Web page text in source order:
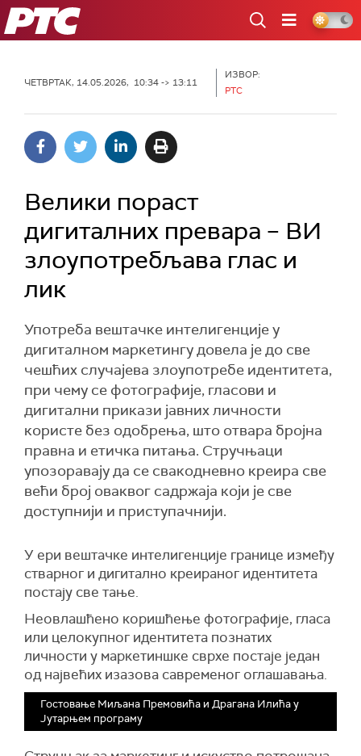
РТС
ЧЕТВРТАК, 14.05.2026, 10:34 -> 13:11
ИЗВОР:
РТС
Велики пораст
дигиталних превара – ВИ
злоупотребљава глас и
лик
Употреба вештачке интелигенције у
дигиталном маркетингу довела је до све
чешћих случајева злоупотребе идентитета,
при чему се фотографије, гласови и
дигитални прикази јавних личности
користе без одобрења, што отвара бројна
правна и етичка питања. Стручњаци
упозоравају да се свакодневно креира све
већи број оваквог садржаја који је све
доступнији и приступачнији.
У ери вештачке интелигенције границе између
стварног и дигитално креираног идентитета
постају све тање.
Неовлашћено коришћење фотографије, гласа
или целокупног идентитета познатих
личности у маркетиншке сврхе постаје један
од највећих изазова савременог оглашавања.
Гостовање Миљана Премовића и Драгана Илића у
Јутарњем програму